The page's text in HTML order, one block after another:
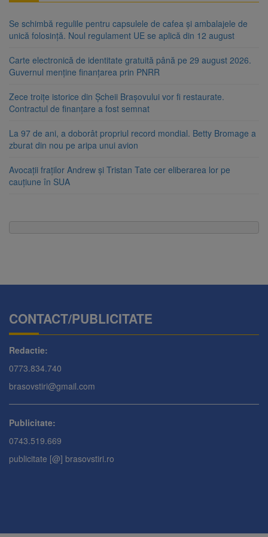
Se schimbă regulile pentru capsulele de cafea și ambalajele de
unică folosință. Noul regulament UE se aplică din 12 august
Carte electronică de identitate gratuită până pe 29 august 2026.
Guvernul menține finanțarea prin PNRR
Zece troițe istorice din Șcheii Brașovului vor fi restaurate.
Contractul de finanțare a fost semnat
La 97 de ani, a doborât propriul record mondial. Betty Bromage a
zburat din nou pe aripa unui avion
Avocații fraților Andrew și Tristan Tate cer eliberarea lor pe
cauțiune în SUA
CONTACT/PUBLICITATE
Redactie:
0773.834.740
brasovstiri@gmail.com
Publicitate:
0743.519.669
publicitate [@] brasovstiri.ro